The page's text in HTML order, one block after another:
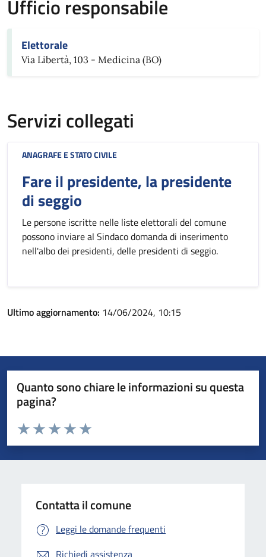
Ufficio responsabile
Elettorale
Via Libertà, 103 - Medicina (BO)
Servizi collegati
ANAGRAFE E STATO CIVILE
Fare il presidente, la presidente
di seggio
Le persone iscritte nelle liste elettorali del comune
possono inviare al Sindaco domanda di inserimento
nell'albo dei presidenti, delle presidenti di seggio.
Ultimo aggiornamento: 14/06/2024, 10:15
Quanto sono chiare le informazioni su questa
pagina?
Valuta da 1 a 5 stelle la pagina
Valuta 5 stelle su 5
Valuta 4 stelle su 5
Valuta 3 stelle su 5
Valuta 2 stelle su 5
Valuta 1 stelle su 5
Contatta il comune
Leggi le domande frequenti
Richiedi assistenza